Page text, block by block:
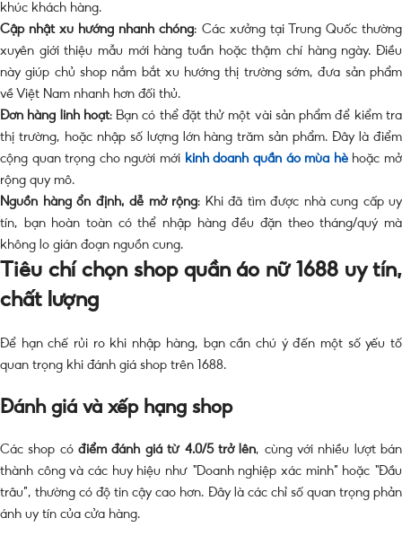
khúc khách hàng.
Cập nhật xu hướng nhanh chóng: Các xưởng tại Trung Quốc thường
xuyên giới thiệu mẫu mới hàng tuần hoặc thậm chí hàng ngày. Điều
này giúp chủ shop nắm bắt xu hướng thị trường sớm, đưa sản phẩm
về Việt Nam nhanh hơn đối thủ.
Đơn hàng linh hoạt: Bạn có thể đặt thử một vài sản phẩm để kiểm tra
thị trường, hoặc nhập số lượng lớn hàng trăm sản phẩm. Đây là điểm
cộng quan trọng cho người mới kinh doanh quần áo mùa hèhoặc mở
rộng quy mô.
Nguồn hàng ổn định, dễ mở rộng: Khi đã tìm được nhà cung cấp uy
tín, bạn hoàn toàn có thể nhập hàng đều đặn theo tháng/quý mà
không lo gián đoạn nguồn cung.
Tiêu chí chọn shop quần áo nữ 1688 uy tín,
chất lượng
Để hạn chế rủi ro khi nhập hàng, bạn cần chú ý đến một số yếu tố
quan trọng khi đánh giá shop trên 1688.
Đánh giá và xếp hạng shop
Các shop cóđiểm đánh giá từ 4.0/5 trở lên , cùng với nhiều lượt bán
thành công và các huy hiệu như “Doanh nghiệp xác minh” hoặc “Đầu
trâu”, thường có độ tin cậy cao hơn. Đây là các chỉ số quan trọng phản
ánh uy tín của cửa hàng.